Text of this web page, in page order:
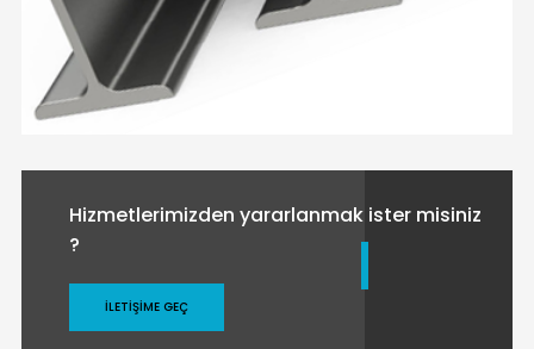
Hizmetlerimizden yararlanmak ister misiniz
?
İLETIŞIME GEÇ